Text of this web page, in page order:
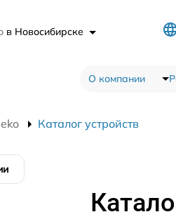
в Новосибирске
О компании
Каталог устройств